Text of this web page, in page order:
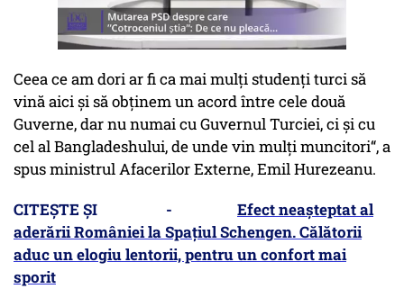
Ceea ce am dori ar fi ca mai mulți studenți turci să
vină aici și să obținem un acord între cele două
Guverne, dar nu numai cu Guvernul Turciei, ci și cu
cel al Bangladeshului, de unde vin mulți muncitori“, a
spus ministrul Afacerilor Externe, Emil Hurezeanu.
CITEȘTE ȘI - Efect neașteptat al
aderării României la Spațiul Schengen. Călătorii
aduc un elogiu lentorii, pentru un confort mai
sporit